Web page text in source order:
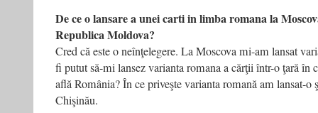
De ce o lansare a unei carti in limba romana la
Republica Moldova?
Cred că este o neînţelegere. La Moscova mi-am lansat
fi putut să-mi lansez varianta romana a cărţii într-o ţară în
află România? În ce priveşte varianta romană am lansat-
Chişinău.